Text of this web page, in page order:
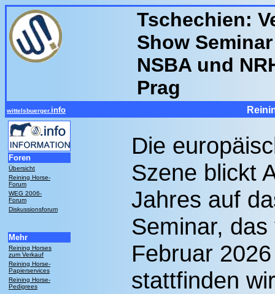
Tschechien:
Show
NSBA und
Prag
wittelsbuerger. info
Foren
Übersicht
Reining Horse-
Forum
WEG 2006-
Forum
Diskussionsforum
Mehr
Reining Horses
zum Verkauf
Reining Horse-
Papierservices
Reining Horse-
Pedigrees
Die
Szene blickt
Jahres auf
Seminar,
Februar
stattfinden